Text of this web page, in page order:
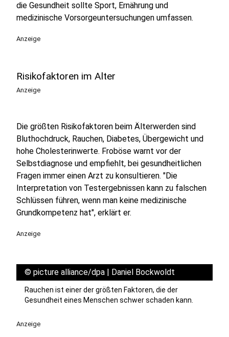
die Gesundheit sollte Sport, Ernährung und
medizinische Vorsorgeuntersuchungen umfassen.
Anzeige
Risikofaktoren im Alter
Anzeige
Die größten Risikofaktoren beim Älterwerden sind
Bluthochdruck, Rauchen, Diabetes, Übergewicht und
hohe Cholesterinwerte. Froböse warnt vor der
Selbstdiagnose und empfiehlt, bei gesundheitlichen
Fragen immer einen Arzt zu konsultieren. "Die
Interpretation von Testergebnissen kann zu falschen
Schlüssen führen, wenn man keine medizinische
Grundkompetenz hat", erklärt er.
Anzeige
© picture alliance/dpa | Daniel Bockwoldt
Rauchen ist einer der größten Faktoren, die der
Gesundheit eines Menschen schwer schaden kann.
Anzeige